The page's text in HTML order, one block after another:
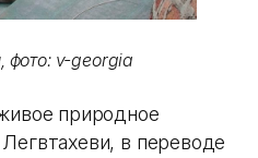
фото: v-georgia
природное
в переводе